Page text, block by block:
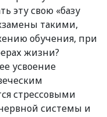
эту свою «базу
такими,
обучения, при
жизни?
усвоение
стрессовыми
системы и